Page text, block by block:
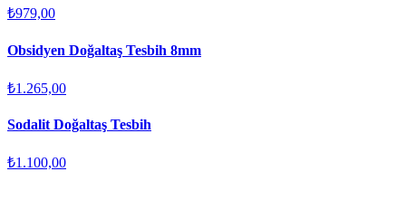
₺979,00
Obsidyen Doğaltaş Tesbih 8mm
₺1.265,00
Sodalit Doğaltaş Tesbih
₺1.100,00